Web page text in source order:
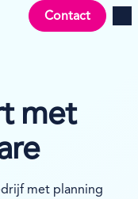
Contact
met
met planning